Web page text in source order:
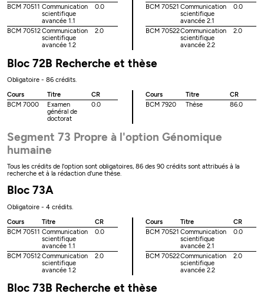
BCM 70511 Communication
scientifique
avancée 1.1
0.0
BCM 70512Communication
scientifique
avancée 1.2
2.0
BCM 70521 Communication
scientifique
avancée 2.1
0.0
BCM 70522Communication
scientifique
avancée 2.2
2.0
Bloc 72B Recherche et thèse
Obligatoire - 86 crédits.
Cours
Titre
CR
BCM 7000
Examen
général de
doctorat
0.0
Cours Titre
CR
BCM 7920
Thèse 86.0
Segment 73 Propre à l'option Génomique
humaine
Tous les crédits de l'option sont obligatoires, 86 des 90 crédits sont attribués à la
recherche et à la rédaction d'une thèse.
Bloc 73A
Obligatoire - 4 crédits.
Cours
Titre
CR
BCM 70511 Communication
scientifique
avancée 1.1
0.0
BCM 70512Communication
scientifique
avancée 1.2
2.0
Cours Titre
CR
BCM 70521 Communication
scientifique
avancée 2.1
0.0
BCM 70522Communication
scientifique
avancée 2.2
2.0
Bloc 73B Recherche et thèse